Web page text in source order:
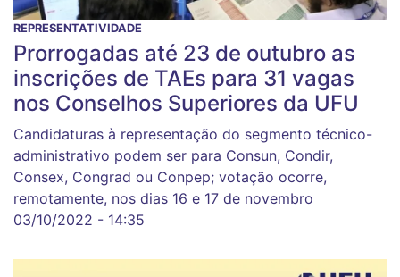
REPRESENTATIVIDADE
Prorrogadas até 23 de outubro as
inscrições de TAEs para 31 vagas
nos Conselhos Superiores da UFU
Candidaturas à representação do segmento técnico-
administrativo podem ser para Consun, Condir,
Consex, Congrad ou Conpep; votação ocorre,
remotamente, nos dias 16 e 17 de novembro
03/10/2022 - 14:35